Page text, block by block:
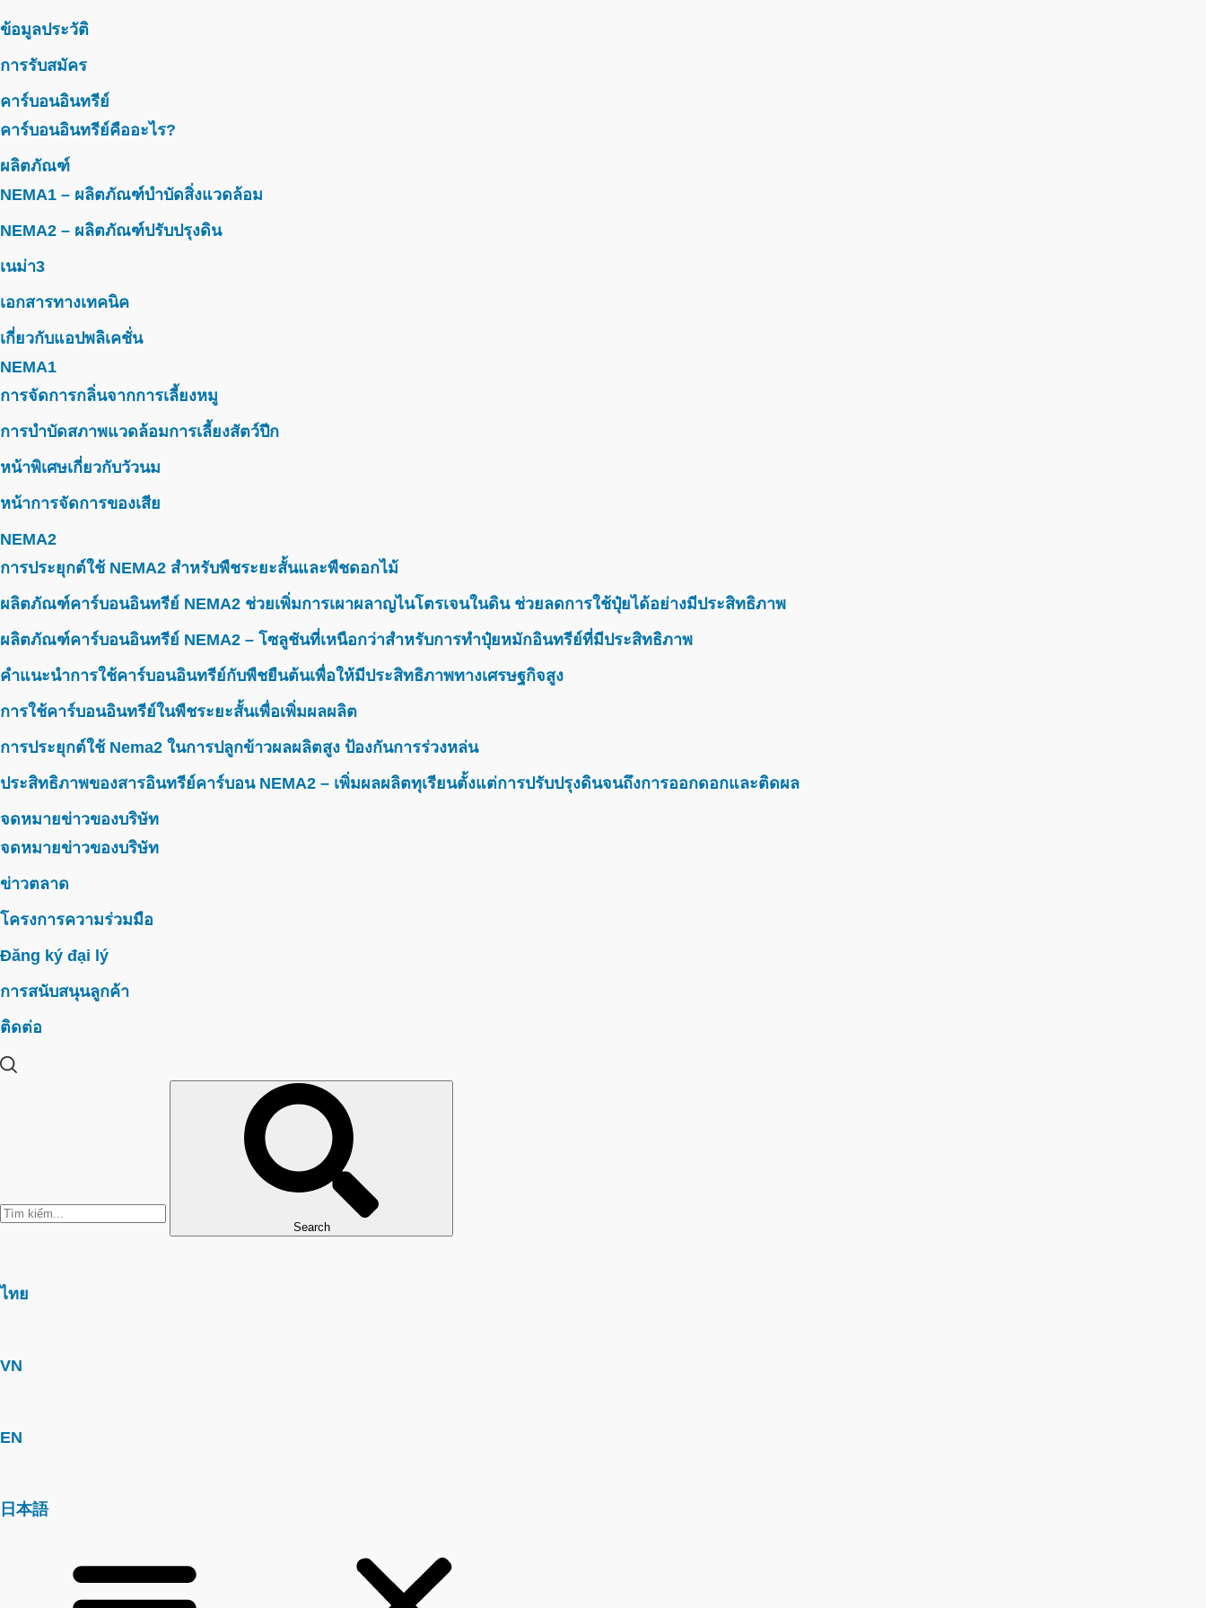
ข้อมูลประวัติ
การรับสมัคร
คาร์บอนอินทรีย์
คาร์บอนอินทรีย์คืออะไร?
ผลิตภัณฑ์
NEMA1 – ผลิตภัณฑ์บำบัดสิ่งแวดล้อม
NEMA2 – ผลิตภัณฑ์ปรับปรุงดิน
เนม่า3
เอกสารทางเทคนิค
เกี่ยวกับแอปพลิเคชั่น
NEMA1
การจัดการกลิ่นจากการเลี้ยงหมู
การบำบัดสภาพแวดล้อมการเลี้ยงสัตว์ปีก
หน้าพิเศษเกี่ยวกับวัวนม
หน้าการจัดการของเสีย
NEMA2
การประยุกต์ใช้ NEMA2 สำหรับพืชระยะสั้นและพืชดอกไม้
ผลิตภัณฑ์คาร์บอนอินทรีย์ NEMA2 ช่วยเพิ่มการเผาผลาญไนโตรเจนในดิน ช่วยลดการใช้ปุ๋ยได้อย่างมีประสิทธิภาพ
ผลิตภัณฑ์คาร์บอนอินทรีย์ NEMA2 – โซลูชันที่เหนือกว่าสำหรับการทำปุ๋ยหมักอินทรีย์ที่มีประสิทธิภาพ
คำแนะนำการใช้คาร์บอนอินทรีย์กับพืชยืนต้นเพื่อให้มีประสิทธิภาพทางเศรษฐกิจสูง
การใช้คาร์บอนอินทรีย์ในพืชระยะสั้นเพื่อเพิ่มผลผลิต
การประยุกต์ใช้ Nema2 ในการปลูกข้าวผลผลิตสูง ป้องกันการร่วงหล่น
ประสิทธิภาพของสารอินทรีย์คาร์บอน NEMA2 – เพิ่มผลผลิตทุเรียนตั้งแต่การปรับปรุงดินจนถึงการออกดอกและติดผล
จดหมายข่าวของบริษัท
จดหมายข่าวของบริษัท
ข่าวตลาด
โครงการความร่วมมือ
Đăng ký đại lý
การสนับสนุนลูกค้า
ติดต่อ
Search
ไทย
VN
EN
日本語